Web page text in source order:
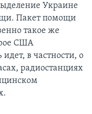
Украине
Пакет помощи
такое же
США
в частности, о
радиостанциях